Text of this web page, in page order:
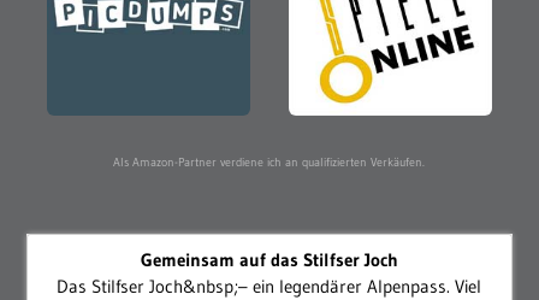
Als Amazon-Partner verdiene ich an qualifizierten Verkäufen.
Gemeinsam auf das Stilfser Joch
Das Stilfser Joch&nbsp;– ein legendärer Alpenpass. Viel